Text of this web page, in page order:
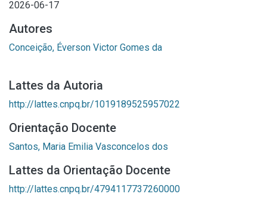
2026-06-17
Autores
Conceição, Éverson Victor Gomes da
Lattes da Autoria
http://lattes.cnpq.br/1019189525957022
Orientação Docente
Santos, Maria Emilia Vasconcelos dos
Lattes da Orientação Docente
http://lattes.cnpq.br/4794117737260000